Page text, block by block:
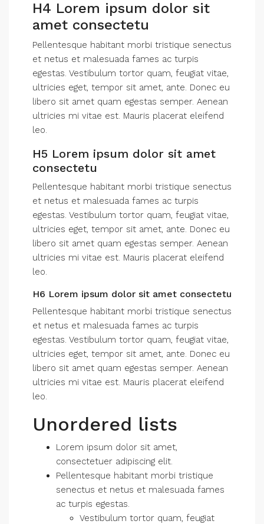
H4 Lorem ipsum dolor sit
amet consectetu
Pellentesque habitant morbi tristique senectus
et netus et malesuada fames ac turpis
egestas. Vestibulum tortor quam, feugiat vitae,
ultricies eget, tempor sit amet, ante. Donec eu
libero sit amet quam egestas semper. Aenean
ultricies mi vitae est. Mauris placerat eleifend
leo.
H5 Lorem ipsum dolor sit amet
consectetu
Pellentesque habitant morbi tristique senectus
et netus et malesuada fames ac turpis
egestas. Vestibulum tortor quam, feugiat vitae,
ultricies eget, tempor sit amet, ante. Donec eu
libero sit amet quam egestas semper. Aenean
ultricies mi vitae est. Mauris placerat eleifend
leo.
H6 Lorem ipsum dolor sit amet consectetu
Pellentesque habitant morbi tristique senectus
et netus et malesuada fames ac turpis
egestas. Vestibulum tortor quam, feugiat vitae,
ultricies eget, tempor sit amet, ante. Donec eu
libero sit amet quam egestas semper. Aenean
ultricies mi vitae est. Mauris placerat eleifend
leo.
Unordered lists
Lorem ipsum dolor sit amet,
consectetuer adipiscing elit.
Pellentesque habitant morbi tristique
senectus et netus et malesuada fames
ac turpis egestas.
Vestibulum tortor quam, feugiat